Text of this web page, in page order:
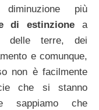
più
di estinzione a
delle terre, dei
e comunque,
non è facilmente
che si stanno
sappiamo che